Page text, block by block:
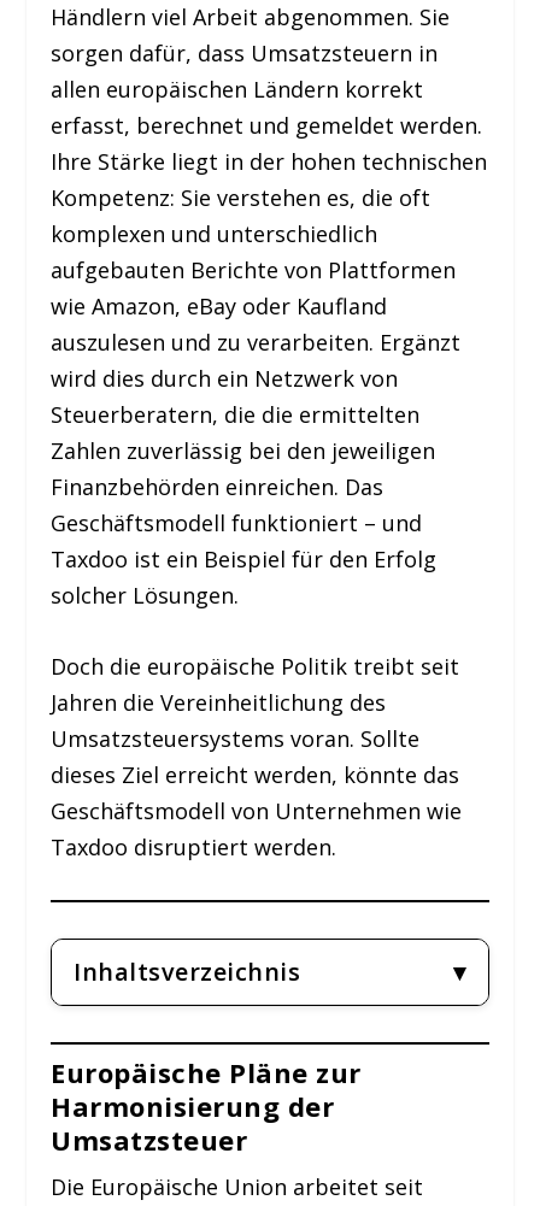
Händlern viel Arbeit abgenommen. Sie
sorgen dafür, dass Umsatzsteuern in
allen europäischen Ländern korrekt
erfasst, berechnet und gemeldet werden.
Ihre Stärke liegt in der hohen technischen
Kompetenz: Sie verstehen es, die oft
komplexen und unterschiedlich
aufgebauten Berichte von Plattformen
wie Amazon, eBay oder Kaufland
auszulesen und zu verarbeiten. Ergänzt
wird dies durch ein Netzwerk von
Steuerberatern, die die ermittelten
Zahlen zuverlässig bei den jeweiligen
Finanzbehörden einreichen. Das
Geschäftsmodell funktioniert – und
Taxdoo ist ein Beispiel für den Erfolg
solcher Lösungen.
Doch die europäische Politik treibt seit
Jahren die Vereinheitlichung des
Umsatzsteuersystems voran. Sollte
dieses Ziel erreicht werden, könnte das
Geschäftsmodell von Unternehmen wie
Taxdoo disruptiert werden.
Inhaltsverzeichnis
Europäische Pläne zur
Harmonisierung der
Umsatzsteuer
Die Europäische Union arbeitet seit